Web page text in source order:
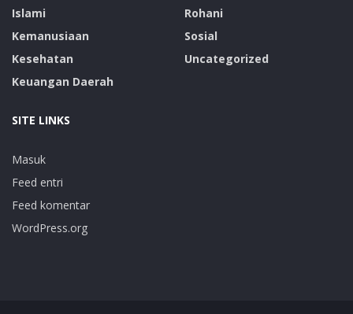
Islami
Kemanusiaan
Kesehatan
Keuangan Daerah
Rohani
Sosial
Uncategorized
SITE LINKS
Masuk
Feed entri
Feed komentar
WordPress.org